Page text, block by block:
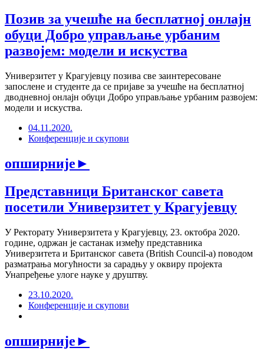
Позив за учешће на бесплатној онлајн
обуци Добро управљање урбаним
развојем: модели и искуства
Универзитет у Крагујевцу позива све заинтересоване
запослене и студенте да се пријаве за учешће на бесплатној
дводневној онлајн обуци Добро управљање урбаним развојем:
модели и искуства.
04.11.2020.
Конференције и скупови
опширније►
Представници Британског савета
посетили Универзитет у Крагујевцу
У Ректорату Универзитета у Крагујевцу, 23. октобра 2020.
године, одржан је састанак између представника
Универзитета и Британског савета (British Council-а) поводом
разматрања могућности за сарадњу у оквиру пројекта
Унапређење улоге науке у друштву.
23.10.2020.
Конференције и скупови
опширније►